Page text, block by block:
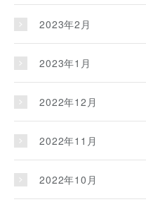
2023年2月
2023年1月
2022年12月
2022年11月
2022年10月